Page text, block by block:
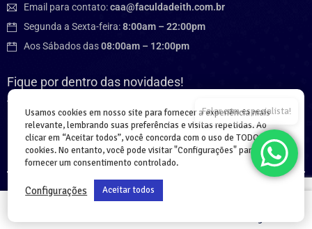
Email para contato:caa@faculdadeith.com.br
Segunda a Sexta-feira:8:00am – 22:00pm
Aos Sábados das08:00am – 12:00pm
Fique por dentro das novidades!
Assine a nossa newsletter.
Usamos cookies em nosso site para fornecer a experiência mais
relevante, lembrando suas preferências e visitas repetidas. Ao
clicar em “Aceitar todos”, você concorda com o uso de TODOS os
cookies. No entanto, você pode visitar "Configurações" para
fornecer um consentimento controlado.
Configurações Aceitar todos
Falar com especialista!